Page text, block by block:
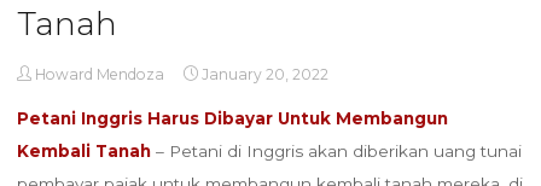
Tanah
Howard Mendoza January 20, 2022
Petani Inggris Harus Dibayar Untuk Membangun
Kembali Tanah – Petani di Inggris akan diberikan uang tunai